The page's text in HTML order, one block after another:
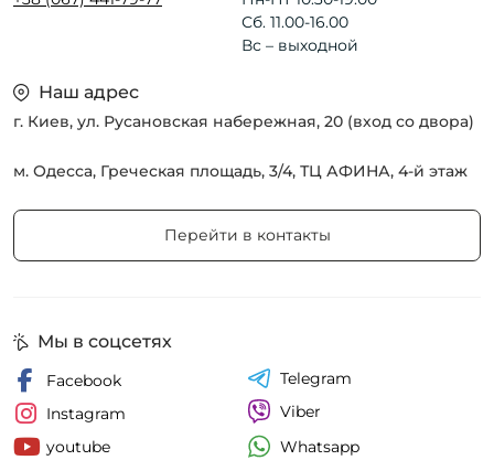
Сб. 11.00-16.00
Вс – выходной
Наш адрес
г. Киев, ул. Русановская набережная, 20 (вход со двора)
м. Одесса, Греческая площадь, 3/4, ТЦ АФИНА, 4-й этаж
Перейти в контакты
Мы в соцсетях
Facebook
Instagram
youtube
Telegram
Viber
Whatsapp